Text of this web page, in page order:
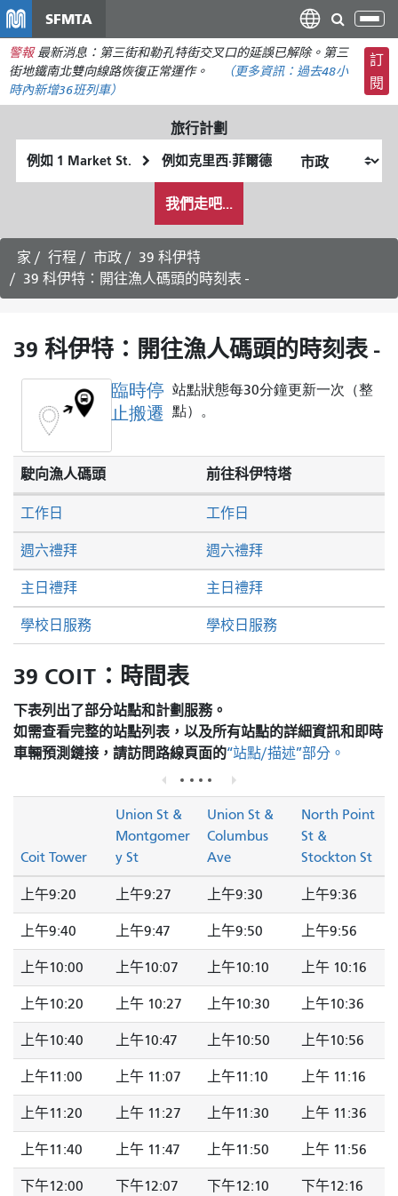
主
要
容
SFMTA
切
換
導
航
警報 最新消息：第三街和勒孔特街交叉口的延誤已解除。第三
街地鐵南北雙向線路恢復正常運作。
（更多資訊： 過去48小
時內新增36班列車）
訂
閱
旅行計劃
起
始
終
點
我
希
望
的
旅
行
式
我們走吧...
家 行程 市政
39 科伊特
39 科伊特：開往漁人碼頭的時刻表 -
39 科伊特：開往漁人碼頭的時刻表 -
臨時停
止搬遷
站點狀態每30分鐘更新一次（整
點）。
駛向漁人碼頭 前往科伊特塔
週六禮拜 週六禮拜
主日禮拜 主日禮拜
工作日 工作日
學校日服務 學校日服務
39 COIT：時間表
下表列出了部分站點和計劃服務。
如需查看完整的站點列表，以及所有站點的詳細資訊和即時
車輛預測鏈接，請訪問路線頁面的“站點/描述”部分。
Coit Tower
Union St &
Montgomer
y St
Union St &
Columbus
Ave
North Point
St &
Stockton St
上午9:20 上午9:27 上午9:30 上午9:36
上午9:40 上午9:47 上午9:50 上午9:56
上午10:00 上午10:07 上午10:10 上午 10:16
上午10:20 上午 10:27 上午10:30 上午10:36
上午10:40 上午10:47 上午10:50 上午10:56
上午11:00 上午 11:07 上午11:10 上午 11:16
上午11:20 上午 11:27 上午11:30 上午 11:36
上午11:40 上午 11:47 上午11:50 上午 11:56
下午12:00 下午12:07 下午12:10 下午12:16